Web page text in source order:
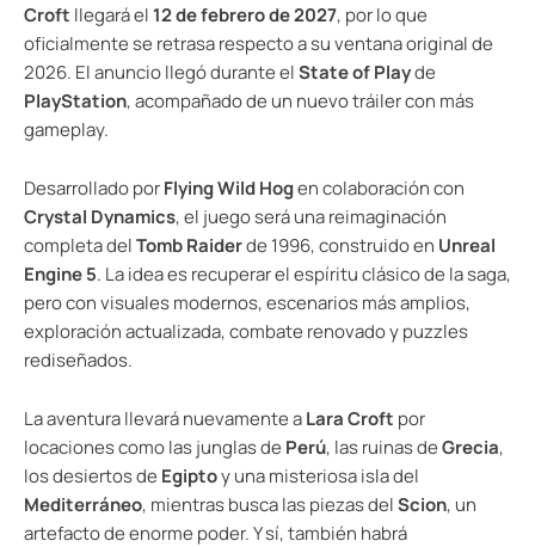
Croft llegará el 12 de febrero de 2027, por lo que
oficialmente se retrasa respecto a su ventana original de
2026. El anuncio llegó durante elState of Playde
PlayStation, acompañado de un nuevo tráiler con más
gameplay.
Desarrollado porFlying Wild Hogen colaboración con
Crystal Dynamics, el juego será una reimaginación
completa delTomb Raiderde 1996, construido en Unreal
Engine 5. La idea es recuperar el espíritu clásico de la saga,
pero con visuales modernos, escenarios más amplios,
exploración actualizada, combate renovado y puzzles
rediseñados.
La aventura llevará nuevamente aLara Croft por
locaciones como las junglas de Perú, las ruinas deGrecia,
los desiertos de Egiptoy una misteriosa isla del
Mediterráneo, mientras busca las piezas delScion, un
artefacto de enorme poder. Y sí, también habrá